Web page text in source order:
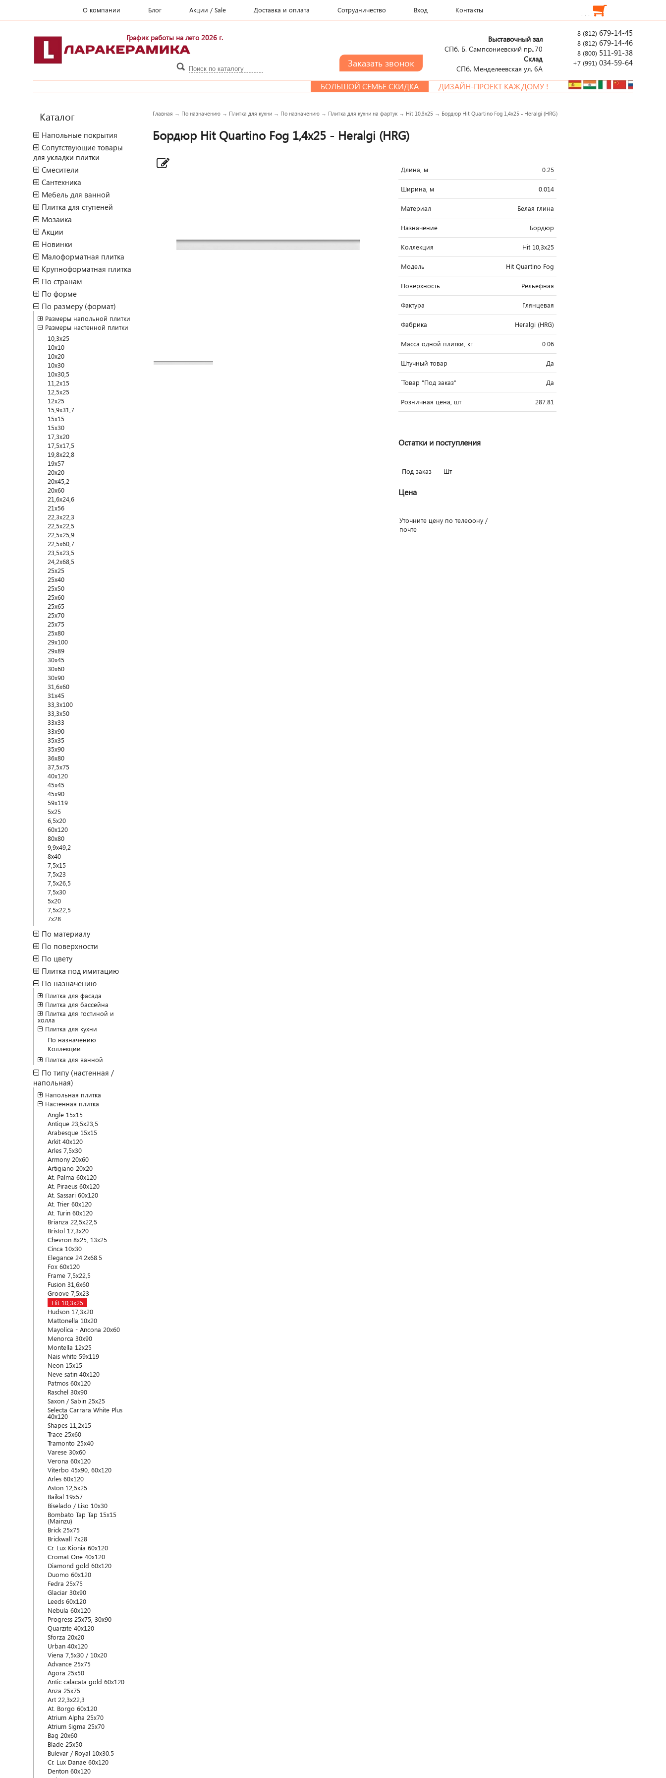
О компании Блог Акции / Sale Доставка и оплата Сотрудничество Вход Контакты . . .
График работы на лето 2026 г. 8 (812) 679-14-45
8 (812) 679-14-46
8 (800) 511-91-38
+7 (991) 034-59-64
Выставочный зал
СПб, Б. Сампсониевский пр.,70
Склад
СПб, Менделеевcкая ул, 6А
БОЛЬШОЙ СЕМЬЕ СКИДКА ДИЗАЙН-ПРОЕКТ КАЖДОМУ !
Каталог
Напольные покрытия
Сопутствующие товары
для укладки плитки
Смесители
Сантехника
Мебель для ванной
Плитка для ступеней
Мозаика
Акции
Новинки
Малоформатная плитка
Крупноформатная плитка
По странам
По форме
По размеру (формат)
Размеры напольной плитки
Размеры настенной плитки
10,3x25
10x10
10x20
10x30
10x30,5
11,2x15
12,5x25
12x25
15,9x31,7
15x15
15x30
17,3x20
17,5x17,5
19,8x22,8
19x57
20x20
20x45,2
20x60
21,6x24,6
21x56
22,3x22,3
22,5x22,5
22,5x25,9
22,5x60,7
23,5x23,5
24,2x68,5
25x25
25x40
25x50
25x60
25x65
25x70
25x75
25x80
29x100
29x89
30x45
30x60
30x90
31,6x60
31x45
33,3x100
33,3x50
33x33
33x90
35x35
35x90
36x80
37,5x75
40x120
45x45
45x90
59x119
5x25
6,5x20
60x120
80x80
9,9x49,2
8x40
7,5x15
7,5x23
7,5x26,5
7,5x30
5x20
7,5x22,5
7x28
По материалу
По поверхности
По цвету
Плитка под имитацию
По назначению
Плитка для фасада
Плитка для бассейна
Плитка для гостиной и
холла
Плитка для кухни
По назначению
Коллекции
Плитка для ванной
По типу (настенная /
напольная)
Напольная плитка
Настенная плитка
Angle 15x15
Antique 23,5x23,5
Arabesque 15x15
Arkit 40x120
Arles 7,5x30
Armony 20x60
Artigiano 20x20
At. Palma 60x120
At. Piraeus 60x120
At. Sassari 60x120
At. Trier 60x120
At. Turin 60x120
Brianza 22,5x22,5
Bristol 17,3x20
Chevron 8x25, 13x25
Cinca 10x30
Elegance 24.2x68.5
Fox 60x120
Frame 7,5x22,5
Fusion 31,6x60
Groove 7,5x23
Hit 10,3x25
Hudson 17,3x20
Mattonella 10x20
Mayolica - Ancona 20x60
Menorca 30x90
Montella 12x25
Nais white 59x119
Neon 15x15
Neve satin 40x120
Patmos 60x120
Raschel 30x90
Saxon / Sabin 25x25
Selecta Carrara White Plus
40x120
Shapes 11,2x15
Trace 25x60
Tramonto 25x40
Varese 30x60
Verona 60x120
Viterbo 45x90, 60x120
Arles 60x120
Aston 12,5x25
Baikal 19x57
Biselado / Liso 10x30
Bombato Tap Tap 15x15
(Mainzu)
Brick 25x75
Brickwall 7x28
Cr. Lux Kionia 60x120
Cromat One 40x120
Diamond gold 60x120
Duomo 60x120
Fedra 25x75
Glaciar 30x90
Leeds 60x120
Nebula 60x120
Progress 25x75, 30x90
Quarzite 40x120
Sforza 20x20
Urban 40x120
Viena 7,5x30 / 10x20
Advance 25x75
Agora 25x50
Antic calacata gold 60x120
Anza 25x75
Art 22,3x22,3
At. Borgo 60x120
Atrium Alpha 25x70
Atrium Sigma 25x70
Bag 20x60
Blade 25x50
Bulevar / Royal 10x30.5
Cr. Lux Danae 60x120
Denton 60x120
Главная → По назначению → Плитка для кухни → По назначению → Плитка для кухни на фартук → Hit 10,3x25 → Бордюр Hit Quartino Fog 1,4x25 - Heralgi (HRG)
Бордюр Hit Quartino Fog 1,4x25 - Heralgi (HRG)
Длина, м 0.25
Ширина, м 0.014
Материал Белая глина
Назначение Бордюр
Коллекция Hit 10,3x25
Модель Hit Quartino Fog
Поверхность Рельефная
Фактура Глянцевая
Фабрика Heralgi (HRG)
Масса одной плитки, кг 0.06
Штучный товар Да
`Товар "Под заказ" Да
Розничная цена, шт 287.81
Остатки и поступления
Под заказ Шт
Цена
Уточните цену по телефону /
почте